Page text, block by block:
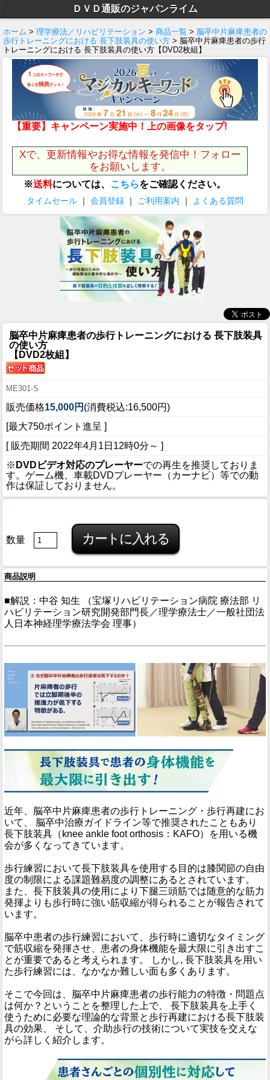
ＤＶＤ通販のジャパンライム
ホーム > 理学療法／リハビリテーション > 商品一覧 > 脳卒中片麻痺患者の
歩行トレーニングにおける 長下肢装具の使い方 > 脳卒中片麻痺患者の歩行
トレーニングにおける 長下肢装具の使い方【DVD2枚組】
【重要】キャンペーン実施中！上の画像をタップ!
Xで、更新情報やお得な情報を発信中！フォロー
をお願いします。
※送料については、 こちらをご確認ください。
タイムセール ｜ 会員登録 ｜ ご利用案内 ｜ よくある質問
脳卒中片麻痺患者の歩行トレーニングにおける 長下肢装具
の使い方
【DVD2枚組】
ME301-S
販売価格15,000円 (消費税込:16,500円)
[最大750ポイント進呈 ]
[ 販売期間 2022年4月1日12時0分 ～ ]
※ DVDビデオ対応のプレーヤーでの再生を推奨しておりま
す。ゲーム機、車載DVDプレーヤー（カーナビ）等での動
作は保証しておりません。
数量
商品説明
■解説：中谷 知生 （宝塚リハビリテーション病院 療法部 リ
ハビリテーション研究開発部門長／理学療法士／一般社団法
人日本神経理学療法学会 理事）
近年、脳卒中片麻痺患者の歩行トレーニング・歩行再建にお
いて、 脳卒中治療ガイドライン等で推奨されたこともあり
長下肢装具（knee ankle foot orthosis：KAFO）を用いる機
会が多くなってきています。
歩行練習において長下肢装具を使用する目的は膝関節の自由
度の制限による課題難易度の調整にあるとされています。
また、長下肢装具の使用により下腿三頭筋では随意的な筋力
発揮よりも歩行時に強い筋収縮が得られることが報告されて
います。
脳卒中患者の歩行練習において、歩行時に適切なタイミング
で筋収縮を発揮させ、患者の身体機能を最大限に引き出すこ
とが重要であると考えられます。 しかし, 長下肢装具を用い
た歩行練習には、なかなか難しい面も多くあります。
そこで今回は、脳卒中片麻痺患者の歩行能力の特徴・問題点
は何か？ということを整理した上で、 長下肢装具を上手く
使うために必要な理論的な背景と歩行再建における長下肢装
具の効果、 そして、介助歩行の技術について実技を交えな
がら詳しく紹介します。